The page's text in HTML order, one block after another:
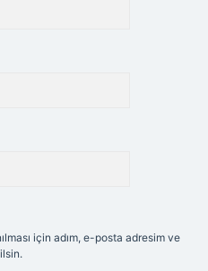
için adım, e-posta adresim ve